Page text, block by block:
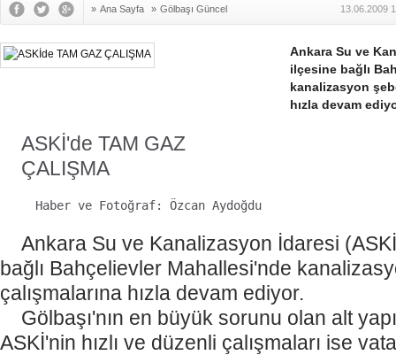
Mikail
Gölbaşı
İNCEK
» Ana Sayfa » Gölbaşı Güncel 13.06.2009
Ankara Su ve
ilçesine bağlı
kanalizasyon
hızla devam
ASKİ'de TAM GAZ
ÇALIŞMA
  Haber ve Fotoğraf: Özcan Aydoğdu
Ankara Su ve Kanalizasyon İdaresi
bağlı Bahçelievler Mahallesi'nde
çalışmalarına hızla devam ediyor.
Gölbaşı'nın en büyük sorunu olan alt
ASKİ'nin hızlı ve düzenli çalışmaları ise